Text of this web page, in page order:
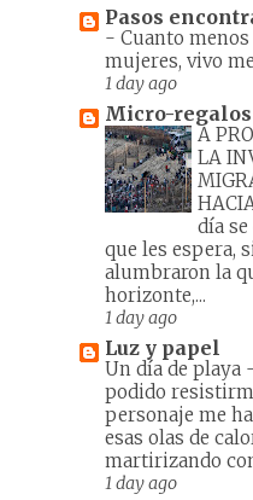
Pasos
- Cuanto menos
mujeres, vivo
1 day ago
Micro-regalos
A
LA
día
que les espera,
alumbraron la
horizonte,...
1 day ago
Luz y papel
Un día de playa
podido
personaje me
esas olas de
martirizando
1 day ago